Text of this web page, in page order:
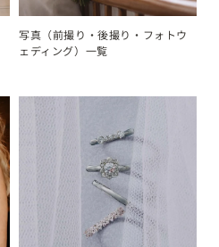
写真（前撮り・後撮り・フォトウ
ェディング）一覧